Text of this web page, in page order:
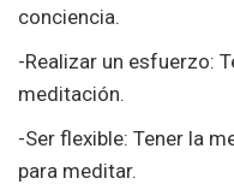
conciencia.
-Realizar un esfuerzo:
meditación.
-Ser flexible: Tener la
para meditar.